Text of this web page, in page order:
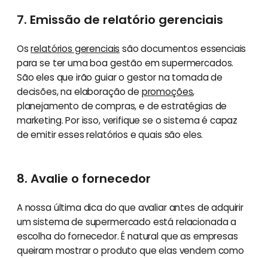
7. Emissão de relatório gerenciais
Osrelatórios gerenciais são documentos essenciais
para se ter uma boa gestão em supermercados.
São eles que irão guiar o gestor na tomada de
decisões, na elaboração de promoções,
planejamento de compras, e de estratégias de
marketing. Por isso, verifique se o sistema é capaz
de emitir esses relatórios e quais são eles.
8. Avalie o fornecedor
A nossa última dica do que avaliar antes de adquirir
um sistema de supermercado está relacionada a
escolha do fornecedor. É natural que as empresas
queiram mostrar o produto que elas vendem como